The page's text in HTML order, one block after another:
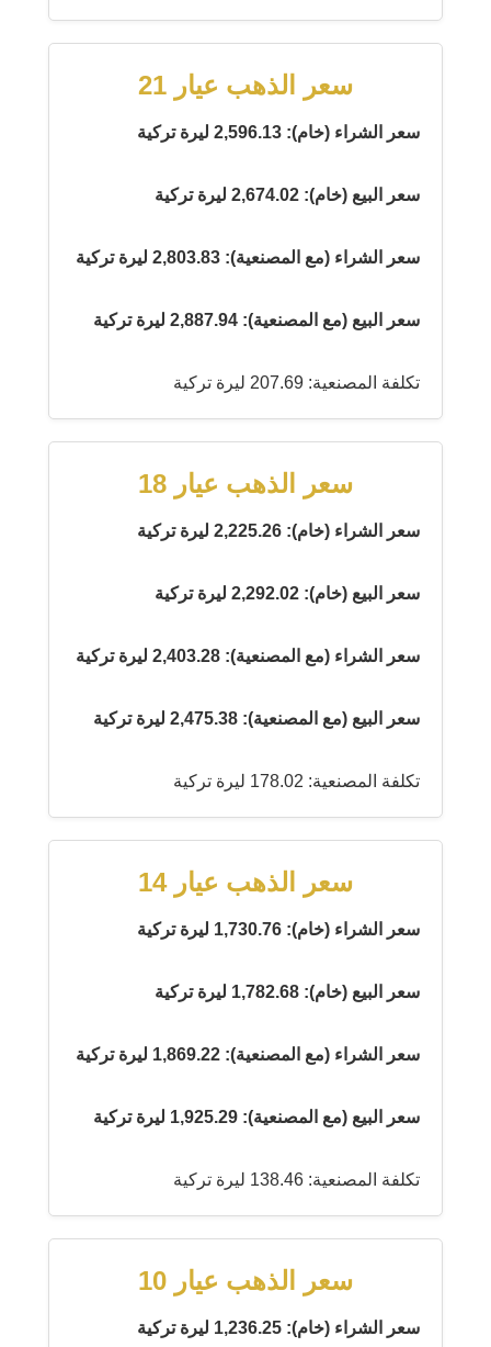
سعر الذهب عيار 21
سعر الشراء (خام): 2,596.13 ليرة تركية
سعر البيع (خام): 2,674.02 ليرة تركية
سعر الشراء (مع المصنعية): 2,803.83 ليرة تركية
سعر البيع (مع المصنعية): 2,887.94 ليرة تركية
تكلفة المصنعية: 207.69 ليرة تركية
سعر الذهب عيار 18
سعر الشراء (خام): 2,225.26 ليرة تركية
سعر البيع (خام): 2,292.02 ليرة تركية
سعر الشراء (مع المصنعية): 2,403.28 ليرة تركية
سعر البيع (مع المصنعية): 2,475.38 ليرة تركية
تكلفة المصنعية: 178.02 ليرة تركية
سعر الذهب عيار 14
سعر الشراء (خام): 1,730.76 ليرة تركية
سعر البيع (خام): 1,782.68 ليرة تركية
سعر الشراء (مع المصنعية): 1,869.22 ليرة تركية
سعر البيع (مع المصنعية): 1,925.29 ليرة تركية
تكلفة المصنعية: 138.46 ليرة تركية
سعر الذهب عيار 10
سعر الشراء (خام): 1,236.25 ليرة تركية